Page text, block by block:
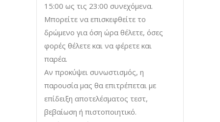
15:00 ως τις 23:00 συνεχόμενα.
Μπορείτε να επισκεφθείτε το
δρώμενο για όση ώρα θέλετε, όσες
φορές θέλετε και να φέρετε και
παρέα.
Αν προκύψει συνωστισμός, η
παρουσία μας θα επιτρέπεται με
επίδειξη αποτελέσματος τεστ,
βεβαίωση ή πιστοποιητικό.